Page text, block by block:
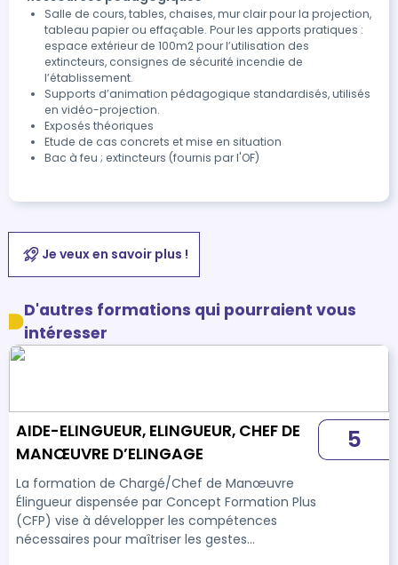
Salle de cours, tables, chaises, mur clair pour la projection,
tableau papier ou effaçable. Pour les apports pratiques :
espace extérieur de 100m2 pour l’utilisation des
extincteurs, consignes de sécurité incendie de
l’établissement.
Supports d’animation pédagogique standardisés, utilisés
en vidéo-projection.
Exposés théoriques
Etude de cas concrets et mise en situation
Bac à feu ; extincteurs (fournis par l'OF)
Je veux en savoir plus !
D'autres formations qui pourraient vous
intéresser
AIDE-ELINGUEUR, ELINGUEUR, CHEF DE
MANŒUVRE D’ELINGAGE
La formation de Chargé/Chef de Manœuvre
Élingueur dispensée par Concept Formation Plus
(CFP) vise à développer les compétences
nécessaires pour maîtriser les gestes
5